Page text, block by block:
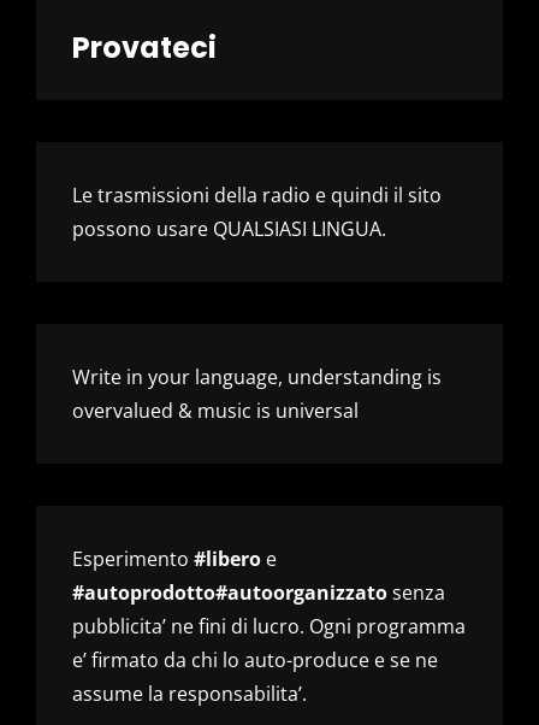
Provateci
Le trasmissioni della radio e quindi il sito
possono usare QUALSIASI LINGUA.
Write in your language, understanding is
overvalued & music is universal
Esperimento #libero e
#autoprodotto#autoorganizzatosenza
pubblicita’ ne fini di lucro. Ogni programma
e’ firmato da chi lo auto-produce e se ne
assume la responsabilita’.